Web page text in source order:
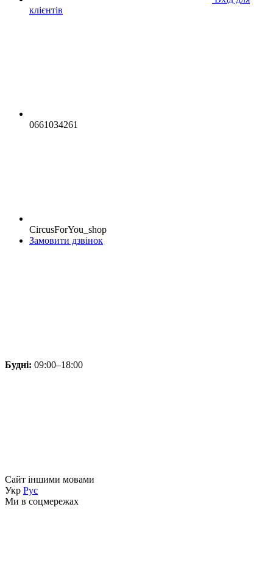
клієнтів
0661034261
CircusForYou_shop
Замовити дзвінок
Будні: 09:00–18:00
Сайт іншими мовами
Укр Рус
Ми в соцмережах